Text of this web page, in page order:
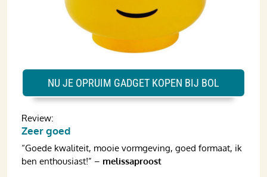
Review:
Zeer goed
“Goede kwaliteit, mooie vormgeving, goed formaat, ik
ben enthousiast!” – melissaproost
NU JE OPRUIM GADGET KOPEN BIJ BOL